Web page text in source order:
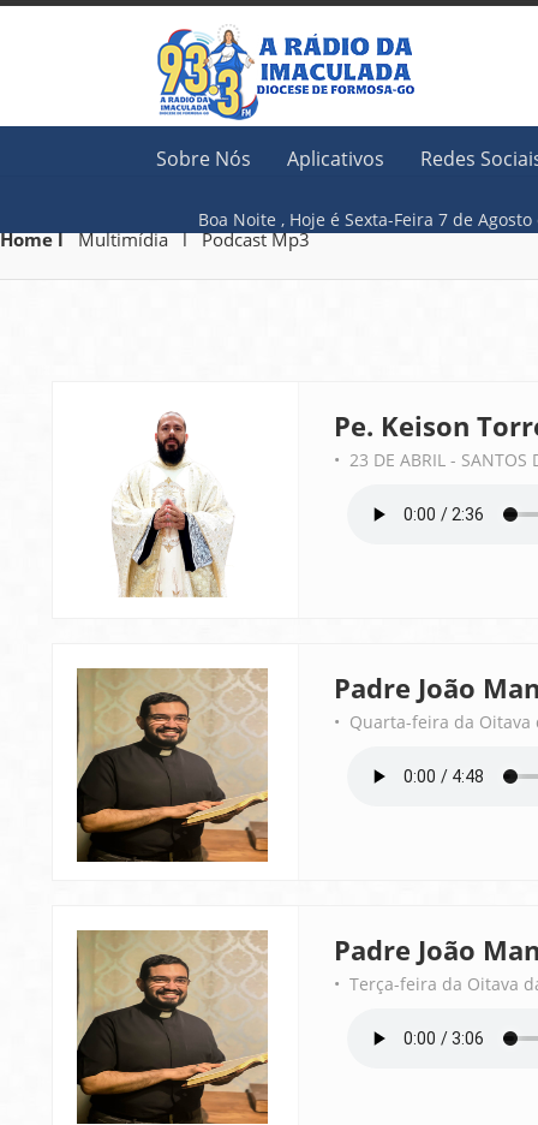
Sobre Nós Aplicativos Redes
Boa Noite , Hoje é Sexta-Feira 7
Home lMultimídia l Podcast Mp3
Pe. Keison
• 23 DE ABRIL - SANTOS
Padre João
• Quarta-feira da Oitava
Padre João
• Terça-feira da Oitava